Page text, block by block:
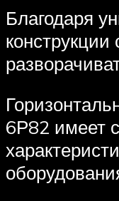
Благодаря
6Р82 имеет